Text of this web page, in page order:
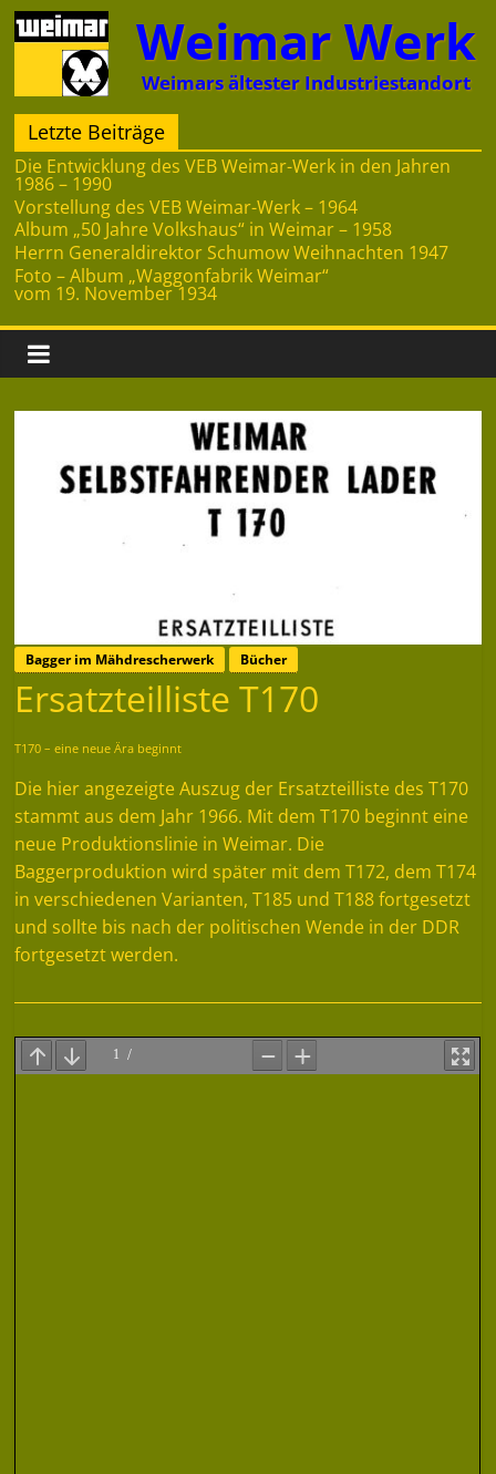
Zum
Inhalt
springen
Weimar Werk
Weimars ältester Industriestandort
Letzte Beiträge
Die Entwicklung des VEB Weimar-Werk in den Jahren
1986 – 1990
Vorstellung des VEB Weimar-Werk – 1964
Album „50 Jahre Volkshaus“ in Weimar – 1958
Herrn Generaldirektor Schumow Weihnachten 1947
Foto – Album „Waggonfabrik Weimar“
vom 19. November 1934
Bagger im Mähdrescherwerk Bücher
Ersatzteilliste T170
T170 – eine neue Ära beginnt
Die hier angezeigte Auszug der Ersatzteilliste des T170
stammt aus dem Jahr 1966. Mit dem T170 beginnt eine
neue Produktionslinie in Weimar. Die
Baggerproduktion wird später mit dem T172, dem T174
in verschiedenen Varianten, T185 und T188 fortgesetzt
und sollte bis nach der politischen Wende in der DDR
fortgesetzt werden.